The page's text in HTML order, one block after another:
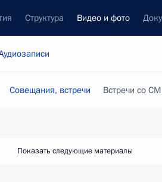
Структура Видео и фото
Совещания, встречи Встречи со
Показать следующие материалы